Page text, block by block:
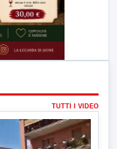
TUTTI I VIDEO